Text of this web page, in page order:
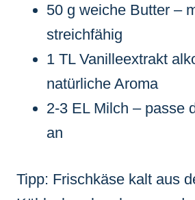
50 g weiche Butter –
streichfähig
1 TL Vanilleextrakt
natürliche Aroma
2-3 EL Milch – passe
an
Tipp: Frischkäse kalt aus